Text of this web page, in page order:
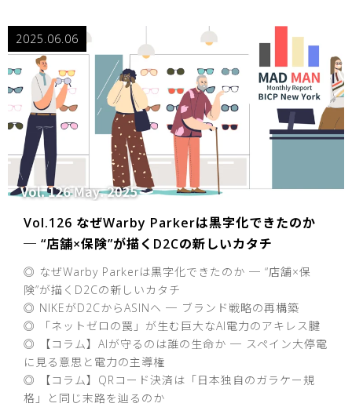
Vol.126 なぜWarby Parkerは黒字化できたのか
─ “店舗×保険”が描くD2Cの新しいカタチ
◎ なぜWarby Parkerは黒字化できたのか ─ “店舗×保
険”が描くD2Cの新しいカタチ
◎ NIKEがD2CからASINヘ ─ ブランド戦略の再構築
◎ 「ネットゼロの罠」が生む巨大なAI電力のアキレス腱
◎ 【コラム】AIが守るのは誰の生命か ─ スペイン大停電
に見る意思と電力の主導権
◎ 【コラム】QRコード決済は「日本独自のガラケー規
格」と同じ末路を辿るのか
2025.06.06